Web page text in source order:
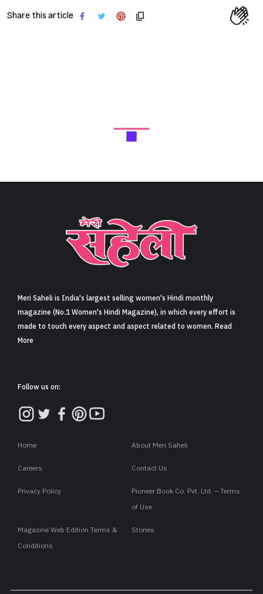
Share this article
Meri Saheli is India's largest selling women's Hindi monthly
magazine (No.1 Women's Hindi Magazine), in which every effort is
made to touch every aspect and aspect related to women. Read
More
Follow us on:
Home About Meri Saheli
Careers Contact Us
Privacy Policy
Pioneer Book Co. Pvt. Ltd. – Terms
of Use
Magazine Web Edition Terms &
Conditions
Stories